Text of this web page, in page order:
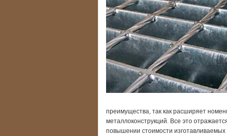
преимущества, так как расширяет
металлоконструкций. Все это
повышении стоимости изготавливаемых